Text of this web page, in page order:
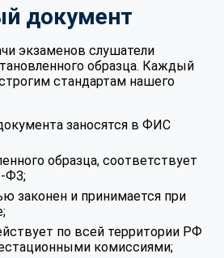
документ
экзаменов слушатели
образца. Каждый
стандартам нашего
заносятся в ФИС
образца, соответствует
ФЗ;
законен и принимается при
по всей территории РФ
комиссиями;